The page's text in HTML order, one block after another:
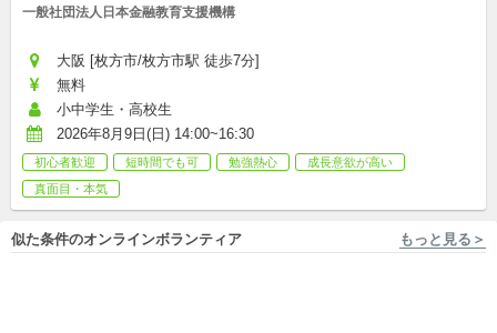
一般社団法人日本金融教育支援機構
大阪 [枚方市/枚方市駅 徒歩7分]
無料
小中学生・高校生
2026年8月9日(日) 14:00~16:30
初心者歓迎 短時間でも可 勉強熱心
成長意欲が高い
真面目・本気
似た条件のオンラインボランティア もっと見る＞